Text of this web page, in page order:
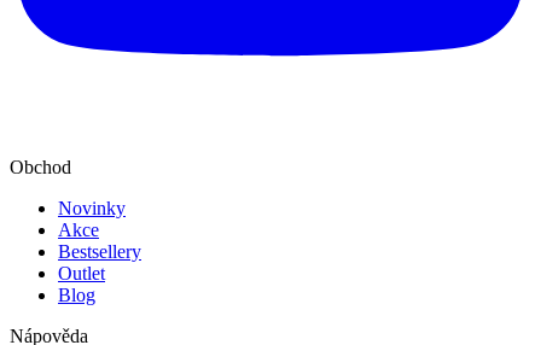
Obchod
Novinky
Akce
Bestsellery
Outlet
Blog
Nápověda